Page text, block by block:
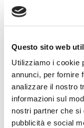
Questo sito web
Utilizziamo i cookie
annunci, per fornire
analizzare il nostro
informazioni sul
nostri partner che si
pubblicità e social
Giugno 2021
Luglio 2020
Giugno 2019